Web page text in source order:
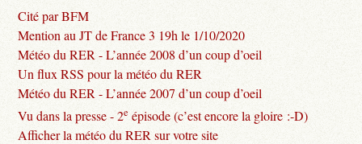
Cité par BFM
Mention au JT de France 3 19h le 1/10/2020
Météo du RER - L’année 2008 d’un coup d’oeil
Un flux RSS pour la météo du RER
Météo du RER - L’année 2007 d’un coup d’oeil
Vu dans la presse - 2e épisode (c’est encore la gloire :-D)
Afficher la météo du RER sur votre site